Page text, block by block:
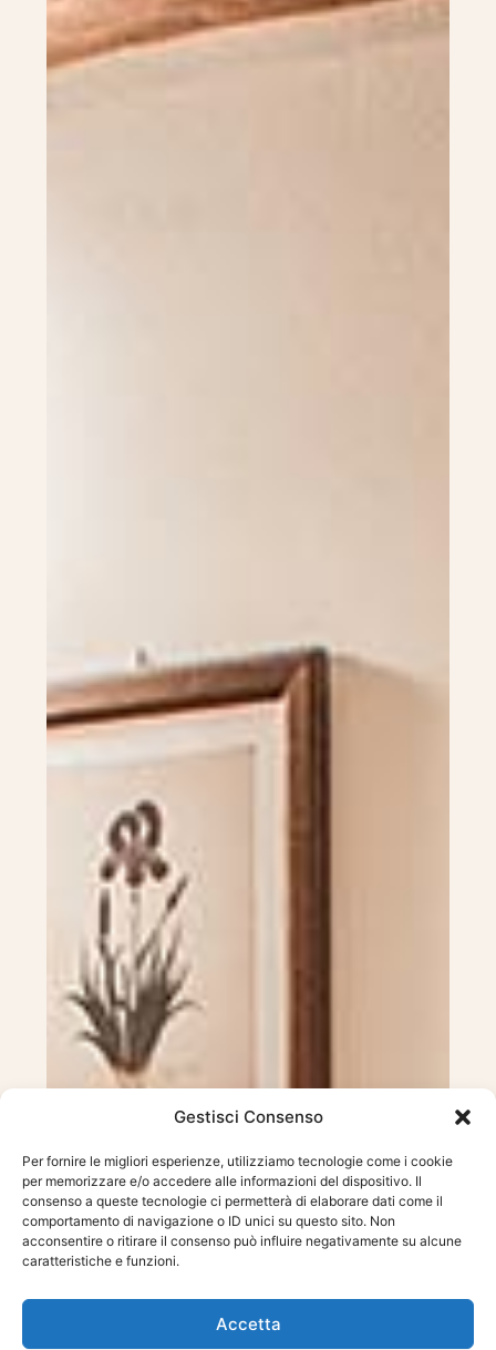
Gestisci Consenso
Per fornire le migliori esperienze, utilizziamo tecnologie come i cookie
per memorizzare e/o accedere alle informazioni del dispositivo. Il
consenso a queste tecnologie ci permetterà di elaborare dati come il
comportamento di navigazione o ID unici su questo sito. Non
acconsentire o ritirare il consenso può influire negativamente su alcune
caratteristiche e funzioni.
Accetta